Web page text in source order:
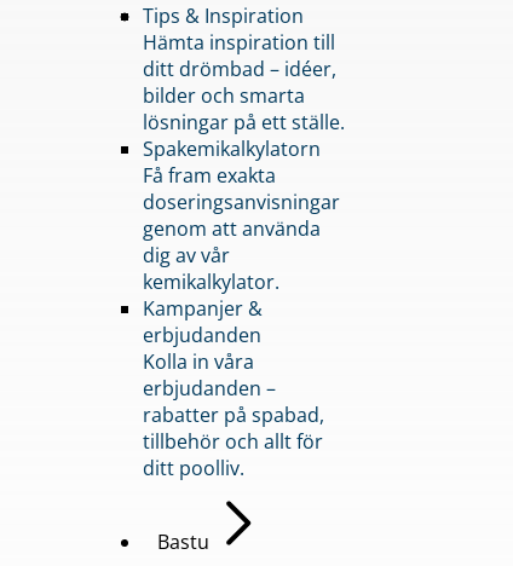
Tips & Inspiration
Hämta inspiration till
ditt drömbad – idéer,
bilder och smarta
lösningar på ett ställe.
Spakemikalkylatorn
Få fram exakta
doseringsanvisningar
genom att använda
dig av vår
kemikalkylator.
Kampanjer &
erbjudanden
Kolla in våra
erbjudanden –
rabatter på spabad,
tillbehör och allt för
ditt poolliv.
Bastu